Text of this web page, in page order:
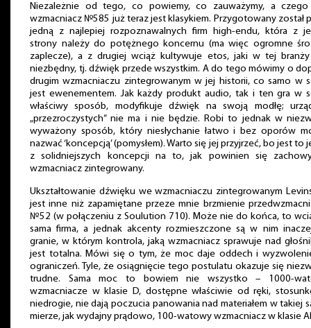
Niezależnie od tego, co powiemy, co zauważymy, a
wzmacniacz №585 już teraz jest klasykiem. Przygotowany został
jedną z najlepiej rozpoznawalnych firm high-endu, która z
strony należy do potężnego koncernu (ma więc ogromne
zaplecze), a z drugiej wciąż kultywuje etos, jaki w tej
niezbędny, tj. dźwięk przede wszystkim. A do tego mówimy o
drugim wzmacniaczu zintegrowanym w jej historii, co samo w
jest ewenementem. Jak każdy produkt audio, tak i ten gra w
właściwy sposób, modyfikuje dźwięk na swoją modłę;
„przezroczystych” nie ma i nie będzie. Robi to jednak w
wyważony sposób, który niesłychanie łatwo i bez oporów
nazwać ‘koncepcją’ (pomysłem). Warto się jej przyjrzeć, bo jest to
z solidniejszych koncepcji na to, jak powinien się
wzmacniacz zintegrowany.
Ukształtowanie dźwięku we wzmacniaczu zintegrowanym
jest inne niż zapamiętane przeze mnie brzmienie
№52 (w połączeniu z Soulution 710). Może nie do końca, to
sama firma, a jednak akcenty rozmieszczone są w nim
granie, w którym kontrola, jaką wzmacniacz sprawuje nad
jest totalna. Mówi się o tym, że moc daje oddech i
ograniczeń. Tyle, że osiągnięcie tego postulatu okazuje się
trudne. Sama moc to bowiem nie wszystko – 1000-
wzmacniacze w klasie D, dostępne właściwie od ręki,
niedrogie, nie dają poczucia panowania nad materiałem w takiej
mierze, jak wydajny prądowo, 100-watowy wzmacniacz w klasie